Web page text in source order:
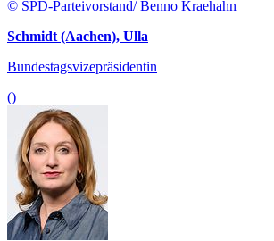
© SPD-Parteivorstand/ Benno Kraehahn
Schmidt (Aachen), Ulla
Bundestagsvizepräsidentin
()